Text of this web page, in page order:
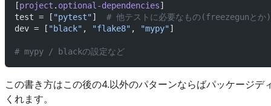
[project . optional-dependencies]
test = [ "pytest"] # 他テストに必要なもの(freezegunとか
dev = [ "black" , "flake8" , "mypy"]
# mypy / blackの設定など
この書き方はこの後の4.以外のパターンならばパッケージデ
くれます。